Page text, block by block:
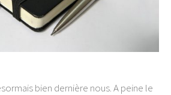
bien dernière nous. A peine le